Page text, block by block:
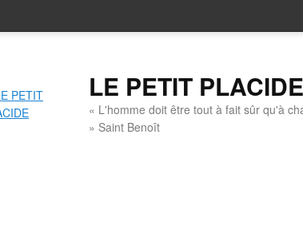
LE PETIT PLACIDE
« L'homme doit être tout à fait sûr qu'à
» Saint Benoît